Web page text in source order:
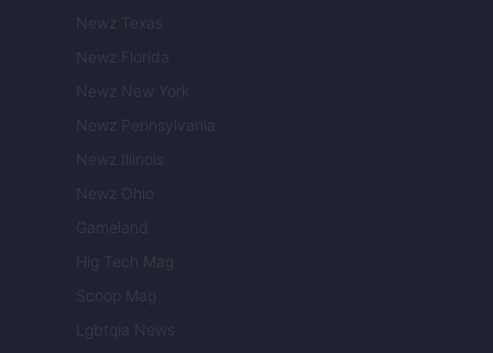
Newz Texas
Newz Florida
Newz New York
Newz Pennsylvania
Newz Illinois
Newz Ohio
Gameland
Hig Tech Mag
Scoop Mag
Lgbtqia News